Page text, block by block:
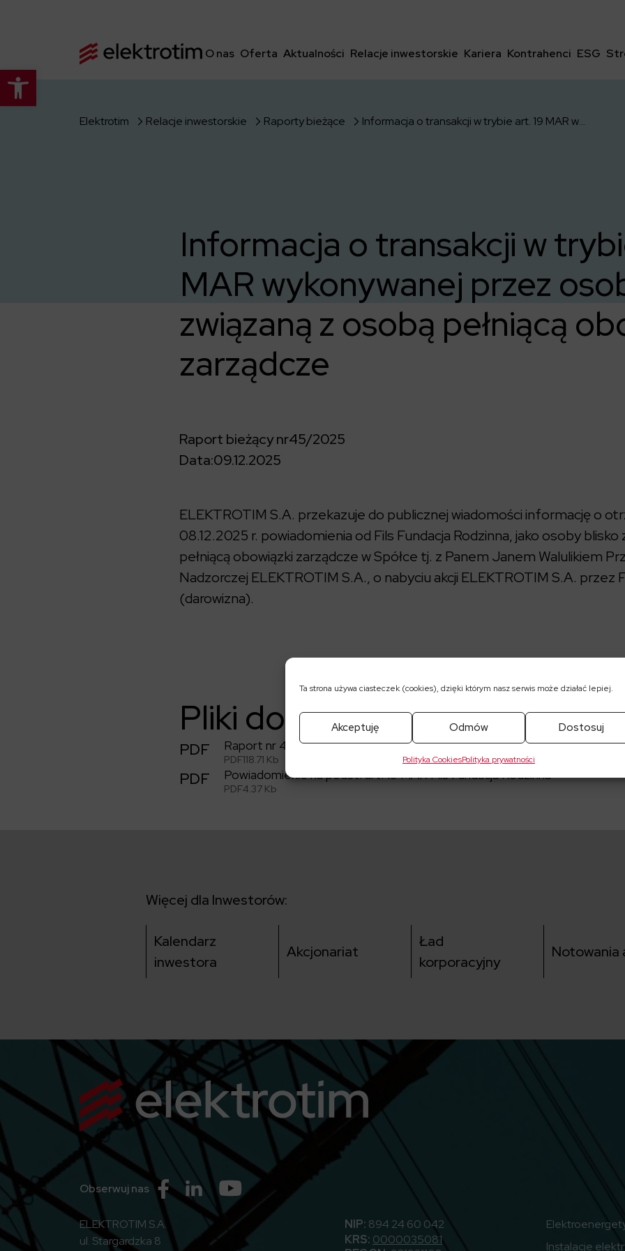
Otwórz pasek narzędzi
Ta strona używa ciasteczek (cookies), dzięki którym nasz serwis może działać lepiej.
Akceptuję Odmów Dostosuj
Polityka CookiesPolityka prywatności
O nas Oferta Aktualności Relacje inwestorskie Kariera Kontrahenci ESG
Elektrotim Relacje inwestorskie Raporty bieżące Informacja o transakcji w trybie art. 19 MAR wykonywanej przez osobę blisko związaną z osobą pełniącą obowiązki zarządcze
Informacja o transakcji w
MAR wykonywanej przez
związaną z osobą pełniącą
zarządcze
Raport bieżący nr45/2025
Data:09.12.2025
ELEKTROTIM S.A. przekazuje do publicznej wiadomości informację o
08.12.2025 r. powiadomienia od Fils Fundacja Rodzinna, jako osoby blisko
pełniącą obowiązki zarządcze w Spółce tj. z Panem Janem Walulikiem
Nadzorczej ELEKTROTIM S.A., o nabyciu akcji ELEKTROTIM S.A. przez
(darowizna).
Pliki do pobrania
PDF Raport nr 45/2025
PDF118.71 Kb
PDF Powiadomienie na podst. art. 19 MAR Fils Fundacja Rodzinna
PDF4.37 Kb
Więcej dla Inwestorów:
Kalendarz
inwestora
Akcjonariat
Ład
korporacyjny
Notowania
Obserwuj nas Przejdź do Facebook
Przejdź do LinkedinPrzejdź do Youtube
ELEKTROTIM S.A.
ul. Stargardzka 8
NIP: 894 24 60 042
KRS: 0000035081
Instalacje